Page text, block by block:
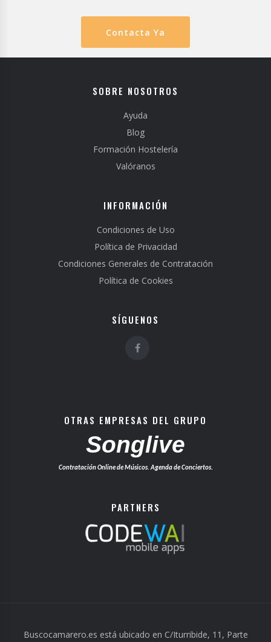
Contacta Ya
SOBRE NOSOTROS
Ayuda
Blog
Formación Hostelería
Valóranos
INFORMACIÓN
Condiciones de Uso
Política de Privacidad
Condiciones Generales de Contratación
Política de Cookies
SÍGUENOS
OTRAS EMPRESAS DEL GRUPO
Songlive
Contratación Online de Músicos. Agenda de Conciertos.
PARTNERS
Buscocamarero.es está ubicado en C/Iturribide, 11, Parte